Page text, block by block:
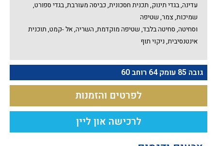
עדינה, בגדי תינוק, תכנית חסכונית, כביסה מעורבת, בגדי ספורט,
שמיכות, צמר, שטיפה
וסחיטה, סחיטה בלבד, שטיפה מוקדמת, השריה, אל -קמט, תוכנית
אינטנסיבית, ניקוי תוף
גובה 85 עומק 64 רוחב 60
לפרטים והזמנות
לרכישה און ליין